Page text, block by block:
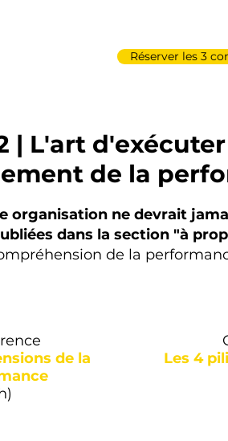
Réserver les 3
| L'art d'exécuter
de la
organisation ne devrait
dans la section "à
de la
de la
Les 4